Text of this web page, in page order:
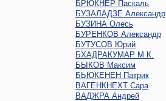
БРЮКНЕР Паскаль
БУЗАЛАДЗЕ Александр
БУЗИНА Олесь
БУРЕНКОВ Александр
БУТУСОВ Юрий
БХАДРАКУМАР М.К.
БЫКОВ Максим
БЬЮКЕНЕН Патрик
ВАГЕНКНЕХТ Сара
ВАДЖРА Андрей